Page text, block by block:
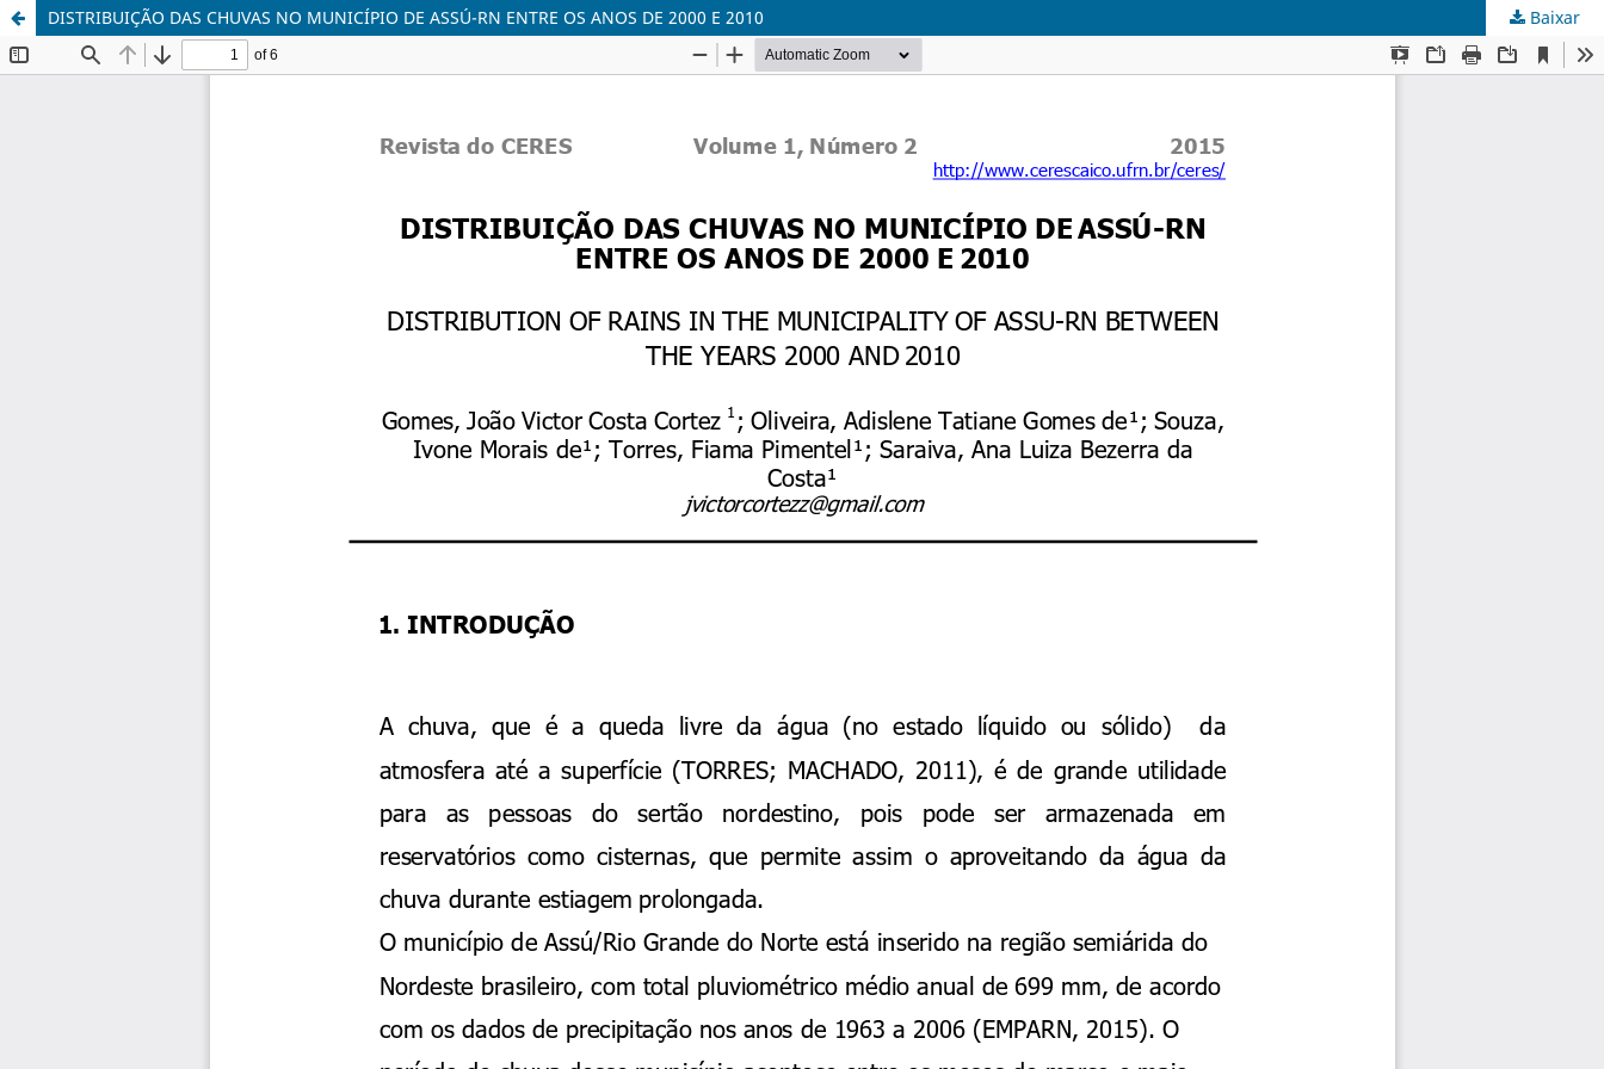
DISTRIBUIÇÃO DAS CHUVAS NO MUNICÍPIO DE ASSÚ-RN ENTRE OS ANOS DE 2000 E 2010 Baixar